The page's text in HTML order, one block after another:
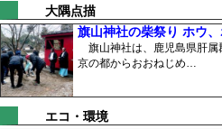
大隅点描
旗山神社の柴祭り ホウ
旗山神社は、鹿児島県肝属
京の都からおおねじめ…
エコ・環境